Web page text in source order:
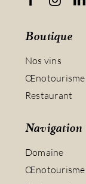
Boutique
Nos vins
Œnotourisme
Restaurant
Navigation
Domaine
Œnotourisme